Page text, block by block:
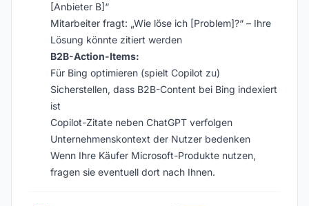
[Anbieter B]“
Mitarbeiter fragt: „Wie löse ich [Problem]?“ – Ihre
Lösung könnte zitiert werden
B2B-Action-Items:
Für Bing optimieren (spielt Copilot zu)
Sicherstellen, dass B2B-Content bei Bing indexiert
ist
Copilot-Zitate neben ChatGPT verfolgen
Unternehmenskontext der Nutzer bedenken
Wenn Ihre Käufer Microsoft-Produkte nutzen,
fragen sie eventuell dort nach Ihnen.